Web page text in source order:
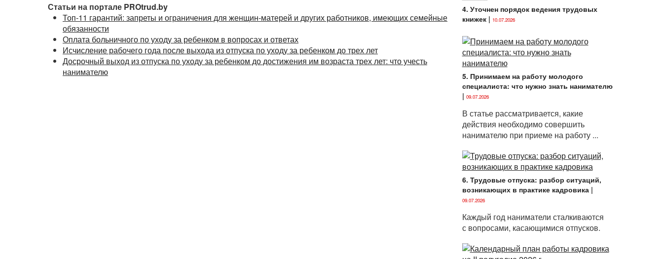
Статьи на портале PROtrud.by
Топ-11 гарантий: запреты и ограничения для женщин-матерей и других работников, имеющих семейные
обязанности
Оплата больничного по уходу за ребенком в вопросах и ответах
Исчисление рабочего года после выхода из отпуска по уходу за ребенком до трех лет
Досрочный выход из отпуска по уходу за ребенком до достижения им возраста трех лет: что учесть
нанимателю
4. Уточнен порядок ведения трудовых
книжек| 10.07.2026
5. Принимаем на работу молодого
специалиста: что нужно знать нанимателю
| 09.07.2026
В статье рассматривается, какие
действия необходимо совершить
нанимателю при приеме на работу ...
6. Трудовые отпуска: разбор ситуаций,
возникающих в практике кадровика|
09.07.2026
Каждый год наниматели сталкиваются
с вопросами, касающимися отпусков.